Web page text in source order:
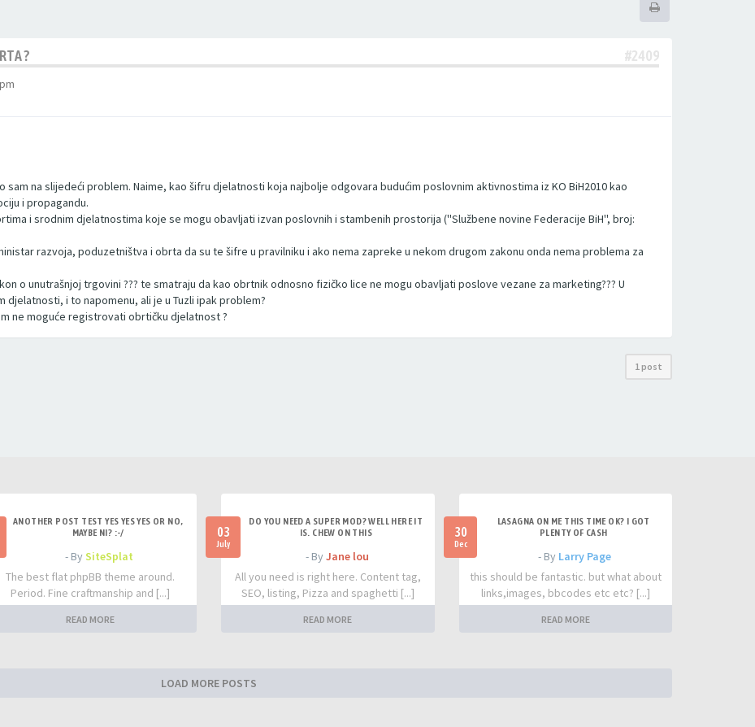
? #2409
na slijedeći problem. Naime, kao šifru djelatnosti koja najbolje odgovara budućim poslovnim aktivnostima iz KO BiH2010 kao
i propagandu.
i srodnim djelatnostima koje se mogu obavljati izvan poslovnih i stambenih prostorija (''Službene novine Federacije BiH'', broj:
razvoja, poduzetništva i obrta da su te šifre u pravilniku i ako nema zapreke u nekom drugom zakonu onda nema problema za
o unutrašnjoj trgovini ??? te smatraju da kao obrtnik odnosno fizičko lice ne mogu obavljati poslove vezane za marketing??? U
i to napomenu, ali je u Tuzli ipak problem?
ne moguće registrovati obrtičku djelatnost ?
1 post
ANOTHER POST TEST YES YES YES OR NO,
MAYBE NI? :-/
- BySiteSplat
The best flat phpBB theme around.
Period. Fine craftmanship and [...]
READ MORE
03
July
DO YOU NEED A SUPER MOD? WELL HERE IT
IS. CHEW ON THIS
- By Jane lou
All you need is right here. Content tag,
SEO, listing, Pizza and spaghetti [...]
READ MORE
30
Dec
LASAGNA ON ME THIS TIME OK? I GOT
PLENTY OF CASH
- By Larry Page
this should be fantastic. but what about
links,images, bbcodes etc etc? [...]
READ MORE
LOAD MORE POSTS